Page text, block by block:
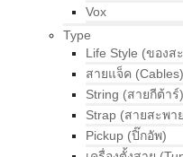
Vox
Type
Life Style (ของส
สายแจ็ค (Cables)
String (สายกีต้าร์)
Strap (สายสะพา
Pickup (ปิ๊กอัพ)